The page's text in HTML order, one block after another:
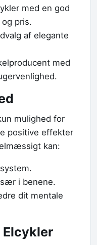
med en god
pris.
af elegante
med
mulighed for
positive effekter
kan:
i benene.
dit mentale
Elcykler